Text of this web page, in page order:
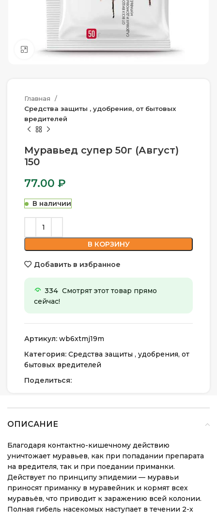
Нажмите, чтобы увеличить
Главная
Средства защиты , удобрения, от бытовых
вредителей
Муравьед супер 50г (Август)
150
77.00 ₽
В наличии
В КОРЗИНУ
Добавить в избранное
334 Смотрят этот товар прямо
сейчас!
Артикул: wb6xtmj19m
Категория: Средства защиты , удобрения, от
бытовых вредителей
Поделиться:
ОПИСАНИЕ
Благодаря контактно-кишечному действию
уничтожает муравьев, как при попадании препарата
на вредителя, так и при поедании приманки.
Действует по принципу эпидемии — муравьи
приносят приманку в муравейник и кормят всех
муравьёв, что приводит к заражению всей колонии.
Полная гибель насекомых наступает в течении 2-х